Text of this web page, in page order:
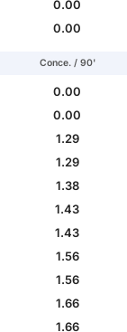
0.00
0.00
Conce. / 90'
0.00
0.00
1.29
1.29
1.38
1.43
1.43
1.56
1.56
1.66
1.66